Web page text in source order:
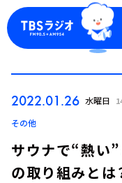
2022.01.26 水曜日
その他
サウナで“熱い
の取り組みとは